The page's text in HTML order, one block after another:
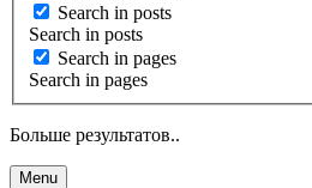
Search in posts
Search in posts
Search in pages
Search in pages
Больше результатов..
Menu